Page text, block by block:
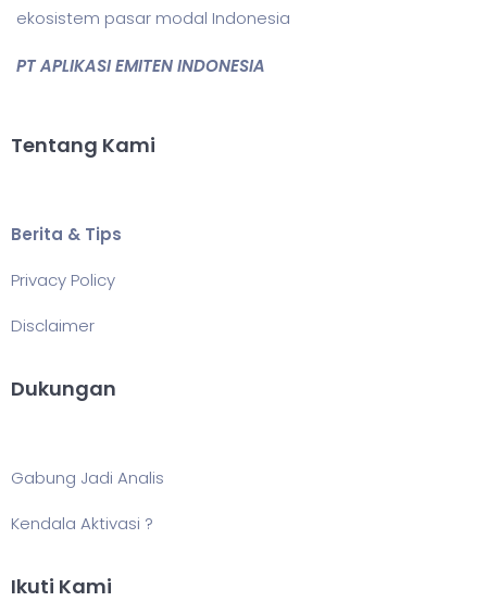
ekosistem pasar modal Indonesia
PT APLIKASI EMITEN INDONESIA
Tentang Kami
Berita & Tips
Privacy Policy
Disclaimer
Dukungan
Gabung Jadi Analis
Kendala Aktivasi ?
Ikuti Kami